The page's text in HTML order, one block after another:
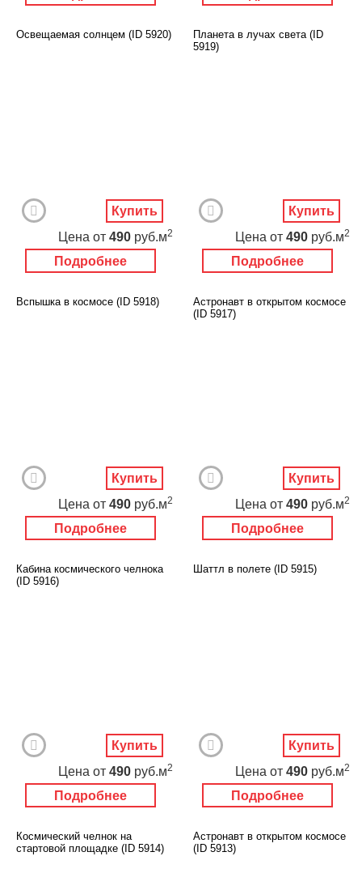
Освещаемая солнцем (ID 5920)
Подробнее
Цена от 490 руб.м2
Купить
Планета в лучах света (ID
5919)
Подробнее
Цена от 490 руб.м2
Купить
Вспышка в космосе (ID 5918)
Подробнее
Цена от 490 руб.м2
Купить
Астронавт в открытом космосе
(ID 5917)
Подробнее
Цена от 490 руб.м2
Купить
Кабина космического челнока
(ID 5916)
Подробнее
Цена от 490 руб.м2
Купить
Шаттл в полете (ID 5915)
Подробнее
Цена от 490 руб.м2
Купить
Космический челнок на
стартовой площадке (ID 5914)
Астронавт в открытом космосе
(ID 5913)